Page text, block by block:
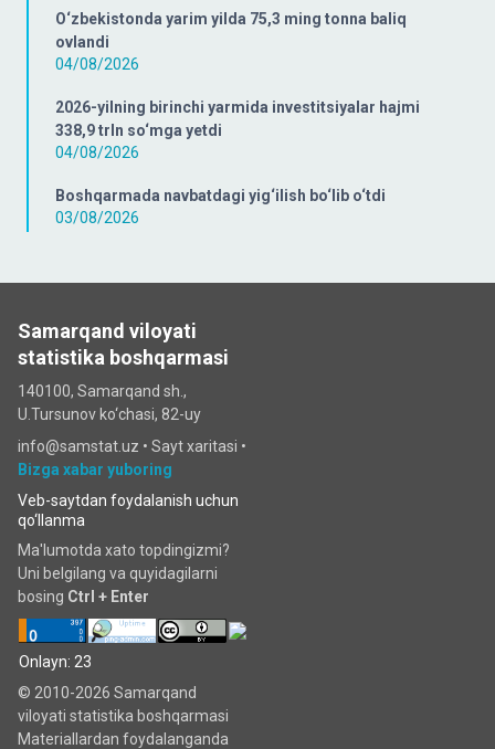
O‘zbekistonda yarim yilda 75,3 ming tonna baliq
ovlandi
04/08/2026
2026-yilning birinchi yarmida investitsiyalar hajmi
338,9 trln so‘mga yetdi
04/08/2026
Boshqarmada navbatdagi yig‘ilish bo‘lib o‘tdi
03/08/2026
Samarqand viloyati
statistika boshqarmasi
140100, Samarqand sh.,
U.Tursunov ko‘chаsi, 82-uy
info@samstat.uz • Sayt xaritasi •
Bizga xabar yuboring
Veb-saytdan foydalanish uchun
qo‘llanma
Ma'lumotda xato topdingizmi?
Uni belgilang va quyidagilarni
bosing Ctrl + Enter
Onlayn: 23
© 2010-2026 Samarqand
viloyati statistika boshqarmasi
Materiallardan foydalanganda